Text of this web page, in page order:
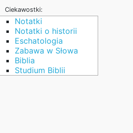
Ciekawostki:
Notatki
Notatki o historii
Eschatologia
Zabawa w Słowa
Biblia
Studium Biblii